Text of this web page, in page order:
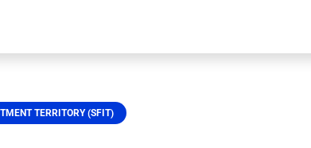
TERRITORY (SFIT)